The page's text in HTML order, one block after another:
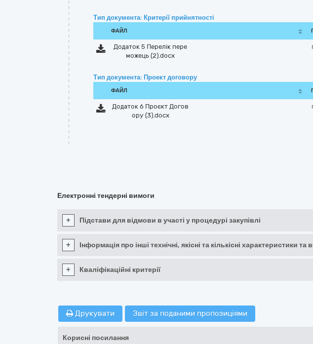
Тип документа: Критерії прийнятності
ФАЙЛ
Додаток 5 Перелік пере
можець (2).docx
Тип документа: Проект договору
ФАЙЛ
Додаток 6 Проєкт Догов
ору (3).docx
Електронні тендерні вимоги
+ Підстави для відмови в участі у процедурі закупівлі
+ Інформація про інші технічні, якісні та кількісні характеристики
+ Кваліфікаційні критерії
Друкувати Звіт за поданими пропозиціями
Корисні посилання